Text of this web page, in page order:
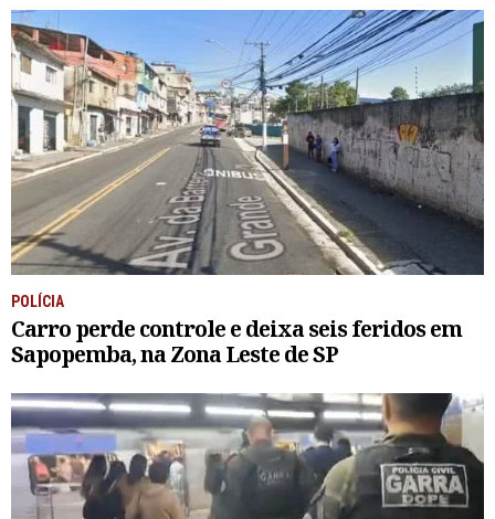
POLÍCIA
Carro perde controle e deixa seis feridos em
Sapopemba, na Zona Leste de SP